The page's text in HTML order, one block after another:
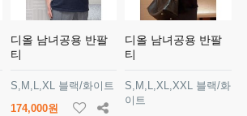
디올 남녀공용 반팔
티
S,M,L,XL 블랙/화이트
174,000원
디올 남녀공용 반팔
티
S,M,L,XL,XXL 블랙/화
이트